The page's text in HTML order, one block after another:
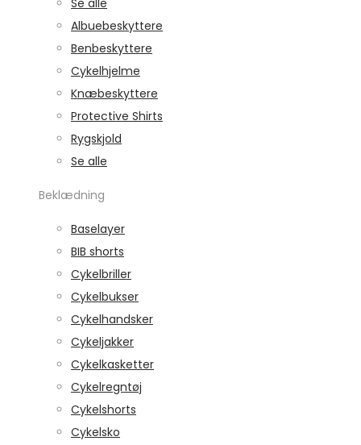
Se alle
Albuebeskyttere
Benbeskyttere
Cykelhjelme
Knæbeskyttere
Protective Shirts
Rygskjold
Se alle
Beklædning
Baselayer
BIB shorts
Cykelbriller
Cykelbukser
Cykelhandsker
Cykeljakker
Cykelkasketter
Cykelregntøj
Cykelshorts
Cykelsko